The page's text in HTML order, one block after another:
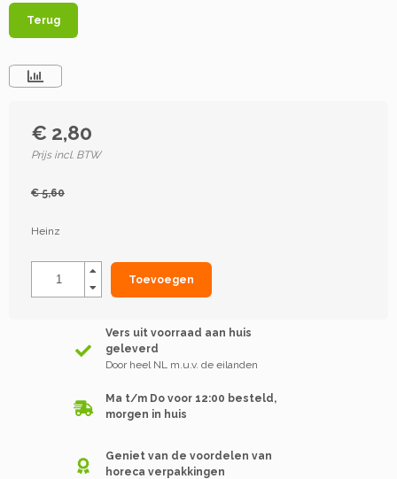
Terug
€ 2,80
Prijs incl. BTW
€ 5,60
Heinz
Toevoegen
Vers uit voorraad aan huis
geleverd
Door heel NL m.u.v. de eilanden
Ma t/m Do voor 12:00 besteld,
morgen in huis
Geniet van de voordelen van
horeca verpakkingen